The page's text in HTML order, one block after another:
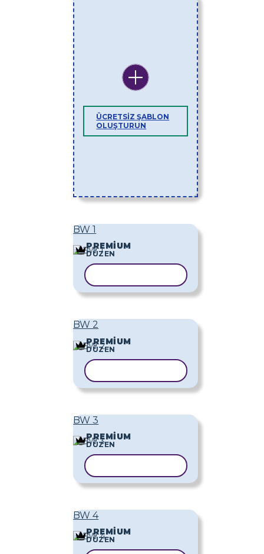
ÜCRETSIZ ŞABLON
OLUŞTURUN
BW 1
PREMIUM
DÜZEN
BW 2
PREMIUM
DÜZEN
BW 3
PREMIUM
DÜZEN
BW 4
PREMIUM
DÜZEN